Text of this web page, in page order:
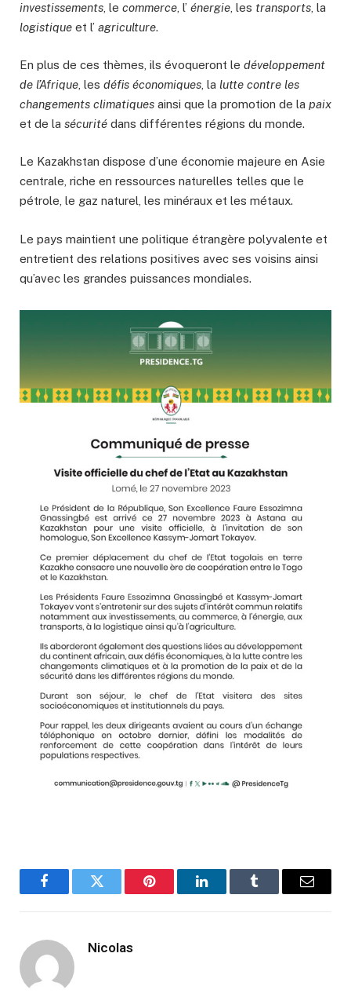
investissements , le commerce , l’ énergie , les transports , la
logistique et l’ agriculture.
En plus de ces thèmes, ils évoqueront le développement
de l’Afrique , les défis économiques , la lutte contre les
changements climatiques ainsi que la promotion de la paix
et de la sécurité dans différentes régions du monde.
Le Kazakhstan dispose d’une économie majeure en Asie
centrale, riche en ressources naturelles telles que le
pétrole, le gaz naturel, les minéraux et les métaux.
Le pays maintient une politique étrangère polyvalente et
entretient des relations positives avec ses voisins ainsi
qu’avec les grandes puissances mondiales.
FacebookTwitter Pinterest LinkedInTumblr Email
Nicolas